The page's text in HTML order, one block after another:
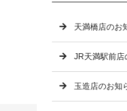
天満橋店のお
JR天満駅前店
玉造店のお知